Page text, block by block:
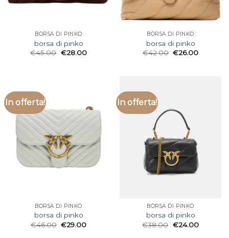
BORSA DI PINKO
borsa di pinko
€45.00 €28.00
BORSA DI PINKO
borsa di pinko
€42.00 €26.00
In offerta!
BORSA DI PINKO
borsa di pinko
€46.00 €29.00
In offerta!
BORSA DI PINKO
borsa di pinko
€38.00 €24.00